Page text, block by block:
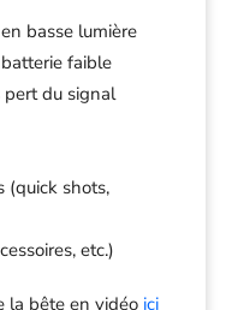
basse lumière
faible
du signal
(quick shots,
etc.)
la bête en vidéo ici